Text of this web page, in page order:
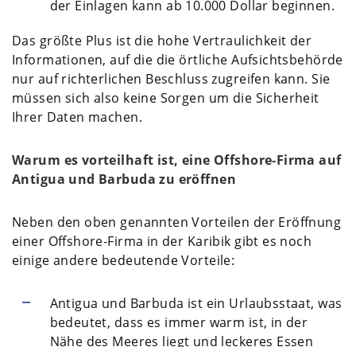
der Einlagen kann ab 10.000 Dollar beginnen.
Das größte Plus ist die hohe Vertraulichkeit der
Informationen, auf die die örtliche Aufsichtsbehörde
nur auf richterlichen Beschluss zugreifen kann. Sie
müssen sich also keine Sorgen um die Sicherheit
Ihrer Daten machen.
Warum es vorteilhaft ist, eine Offshore-Firma auf
Antigua und Barbuda zu eröffnen
Neben den oben genannten Vorteilen der Eröffnung
einer Offshore-Firma in der Karibik gibt es noch
einige andere bedeutende Vorteile:
Antigua und Barbuda ist ein Urlaubsstaat, was
bedeutet, dass es immer warm ist, in der
Nähe des Meeres liegt und leckeres Essen